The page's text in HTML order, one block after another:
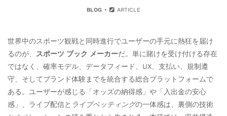
BLOG ARTICLE
世界中のスポーツ観戦と同時進行でユーザーの手元に熱狂を届け
るのが、
スポーツ ブック メーカーだ。単に賭けを受け付ける存在
ではなく、確率モデル、データフィード、UX、支払い、規制遵
守、そしてブランド体験までを統合する総合プラットフォームで
ある。ユーザーが感じる「オッズの納得感」や「入出金の安心
感」、ライブ配信と ライブベッティングの一体感は、裏側の技術